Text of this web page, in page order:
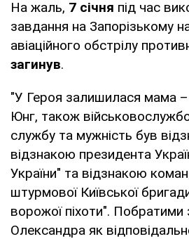
На жаль, 7 січня під час
завдання на Запорізькому
авіаційного обстрілу
загинув.
"У Героя залишилася мама
Юнг, також
службу та мужність був
відзнакою президента
України" та відзнакою
штурмової Київської
ворожої піхоти". Побратими
Олександра як